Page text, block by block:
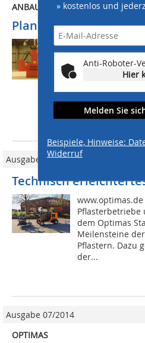
» kostenlos und
Anti-Roboter-
Hier
Melden Sie
Beispiele, Hinweise:
Widerruf
ANBAUGERÄT
PlanMatic
Bis zu 1.500 m²
Feinplanum
PlanMatic pro
hervorragende
Kompakt- und
einer...
Ausgabe 04/2022
Technisch
Pflasterbetriebe
dem Optimas
Meilensteine
Pflastern. Dazu
der...
Ausgabe 07/2014
OPTIMAS